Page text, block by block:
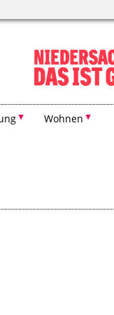
Wohnen